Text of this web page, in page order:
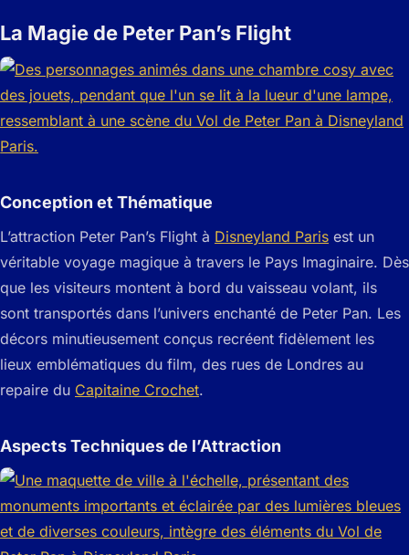
La Magie de Peter Pan’s Flight
Conception et Thématique
L’attraction Peter Pan’s Flight à Disneyland Paris est un
véritable voyage magique à travers le Pays Imaginaire. Dès
que les visiteurs montent à bord du vaisseau volant, ils
sont transportés dans l’univers enchanté de Peter Pan. Les
décors minutieusement conçus recréent fidèlement les
lieux emblématiques du film, des rues de Londres au
repaire du Capitaine Crochet.
Aspects Techniques de l’Attraction